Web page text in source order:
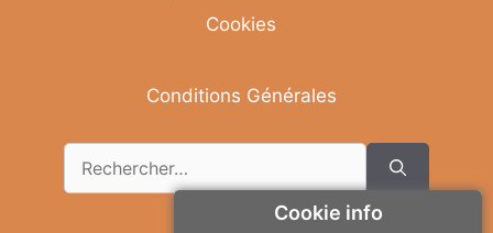
Cookies
Conditions Générales
Cookie info